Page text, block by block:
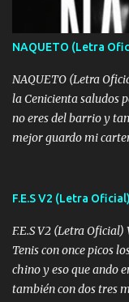
No me falta Pero
Bien Regido Por mis
Abajo y me costó
Regalado Me Super
Todo Siempre a
NAQUETO (Letra
NAQUETO (Letra
la Cenicienta saludos
no eres del barrio y
mejor guardo mi
amarrados y tu
timbo tú tu ropa y tus
chafas baratas como
embarazar aunque
Muestras en las redes
F.E.S V2 (Letra
F.E.S V2 (Letra
Tenis con once picos
chino y eso que ando
también con dos tres